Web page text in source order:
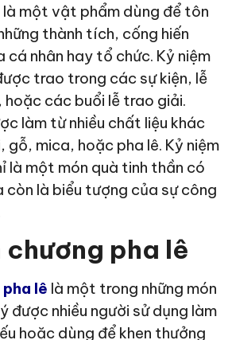
là một vật phẩm dùng để tôn
thành tích, cống hiến
cá nhân hay tổ chức. Kỷ niệm
trao trong các sự kiện, lễ
hoặc các buổi lễ trao giải.
làm từ nhiều chất liệu khác
gỗ, mica, hoặc pha lê. Kỷ niệm
là một món quà tinh thần có
còn là biểu tượng của sự công
chương pha lê
lê là một trong những món
được nhiều người sử dụng làm
hoặc dùng để khen thưởng